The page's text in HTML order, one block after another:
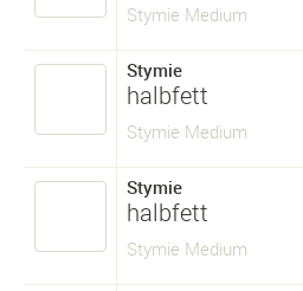
Stymie Medium
Stymie
halbfett
Stymie Medium
Stymie
halbfett
Stymie Medium